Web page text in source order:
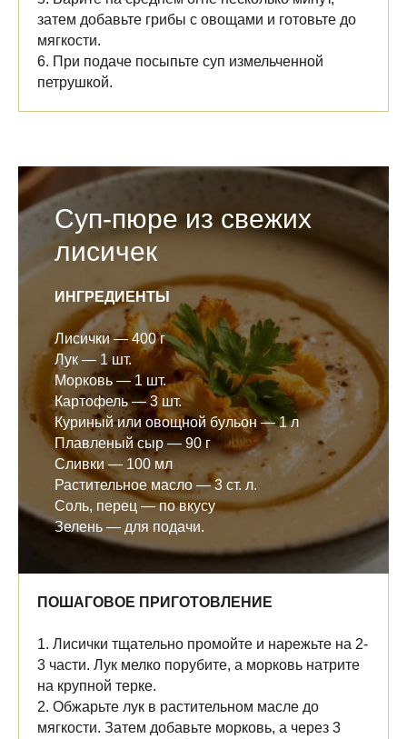
затем добавьте грибы с овощами и готовьте до
мягкости.
6. При подаче посыпьте суп измельченной
петрушкой.
Суп-пюре из свежих
лисичек
ИНГРЕДИЕНТЫ
Лисички — 400 г
Лук — 1 шт.
Морковь — 1 шт.
Картофель — 3 шт.
Куриный или овощной бульон — 1 л
Плавленый сыр — 90 г
Сливки — 100 мл
Растительное масло — 3 ст. л.
Соль, перец — по вкусу
Зелень — для подачи.
ПОШАГОВОЕ ПРИГОТОВЛЕНИЕ
1. Лисички тщательно промойте и нарежьте на 2-
3 части. Лук мелко порубите, а морковь натрите
на крупной терке.
2. Обжарьте лук в растительном масле до
мягкости. Затем добавьте морковь, а через 3